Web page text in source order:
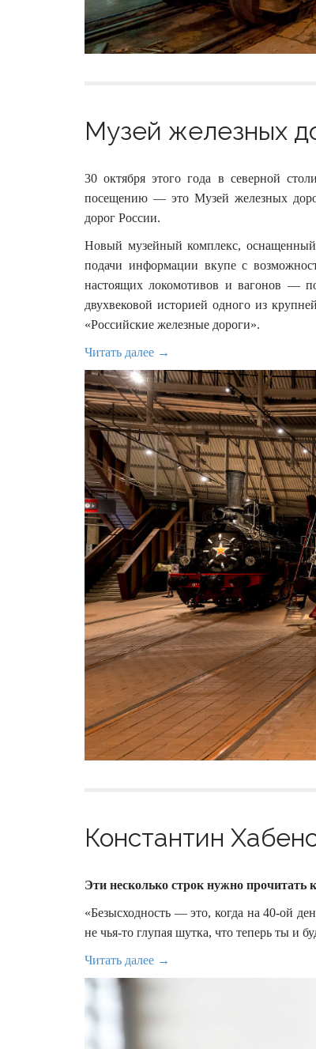
Музей железных
30 октября этого года в северной
посещению — это Музей железных
дорог России.
Новый музейный комплекс,
подачи информации вкупе с
настоящих локомотивов и вагонов —
двухвековой историей одного из
«Российские железные дороги».
Читать далее →
Константин
Эти несколько строк нужно прочитать
«Безысходность — это, когда на 40-ой
не чья-то глупая шутка, что теперь ты и
Читать далее →